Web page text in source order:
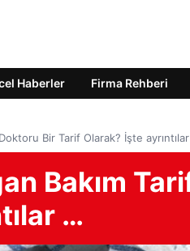
Haberler Firma Rehberi
Bir Tarif Olarak? İşte
Bakım
…